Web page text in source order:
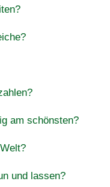
am schönsten?
und lassen?